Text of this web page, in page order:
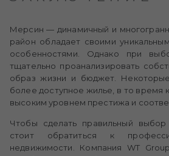
Мерсин — динамичный и
район обладает своими
особенностями. Однако при
тщательно проанализировать
образ жизни и бюджет.
более доступное жилье, в то время
высоким уровнем престижа и
Чтобы сделать правильный
стоит обратиться к
недвижимости. Компания WT